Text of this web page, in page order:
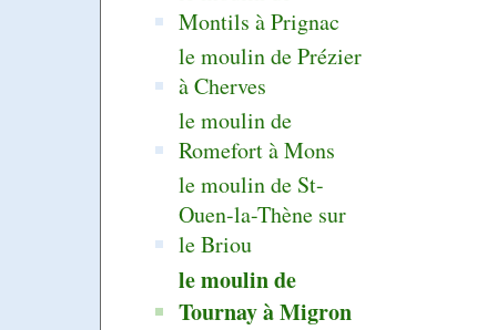
Montils à Prignac
le moulin de Prézier
à Cherves
le moulin de
Romefort à Mons
le moulin de St-
Ouen-la-Thène sur
le Briou
le moulin de
Tournay à Migron